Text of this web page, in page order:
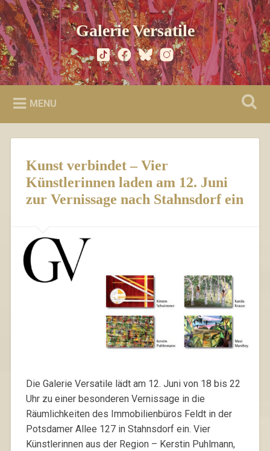
Skip
to
content
Search Galerie Versatile
MENU
Kunst verbindet – Vier
Künstlerinnen laden am 12. Juni
zur Vernissage nach Stahnsdorf ein
Die Galerie Versatile lädt am 12. Juni von 18 bis 22
Uhr zu einer besonderen Vernissage in die
Räumlichkeiten des Immobilienbüros Feldt in der
Potsdamer Allee 127 in Stahnsdorf ein. Vier
Künstlerinnen aus der Region – Kerstin Puhlmann,